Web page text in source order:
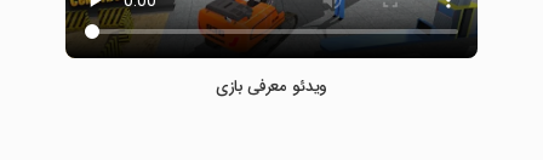
ویدئو معرفی بازی